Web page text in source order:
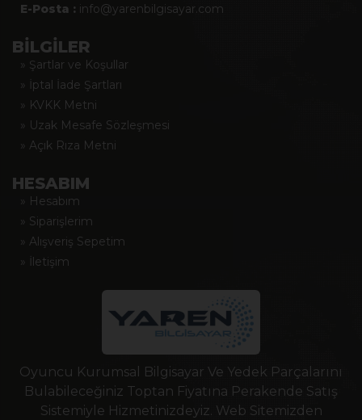
E-Posta : info@yarenbilgisayar.com
BİLGİLER
» Şartlar ve Koşullar
» İptal İade Şartları
» KVKK Metni
» Uzak Mesafe Sözleşmesi
» Açık Rıza Metni
HESABIM
» Hesabım
» Siparişlerim
» Alışveriş Sepetim
» İletişim
Oyuncu Kurumsal Bilgisayar Ve Yedek Parçalarını
Bulabileceğiniz Toptan Fiyatına Perakende Satış
Sistemiyle Hizmetinizdeyiz. Web Sitemizden